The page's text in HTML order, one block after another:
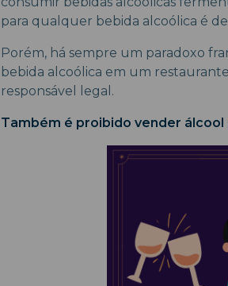
para qualquer bebida alcoólica é de
Porém, há sempre um paradoxo
bebida alcoólica em um
responsável legal.
Também é proibido vender álcool